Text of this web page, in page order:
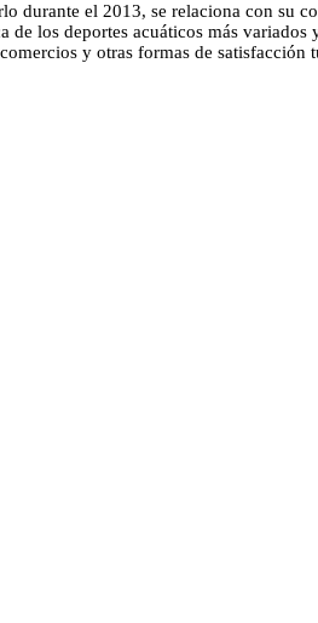
durante el 2013, se relaciona con su
los deportes acuáticos más
y otras formas de